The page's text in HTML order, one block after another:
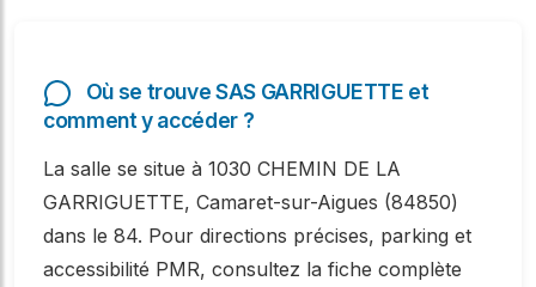
Où se trouve SAS GARRIGUETTE et
comment y accéder ?
La salle se situe à 1030 CHEMIN DE LA
GARRIGUETTE, Camaret-sur-Aigues (84850)
dans le 84. Pour directions précises, parking et
accessibilité PMR, consultez la fiche complète